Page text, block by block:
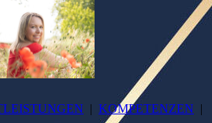
KOMPETENZEN